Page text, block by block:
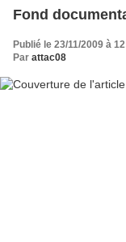
Fond
Publié le 23/11/2009 à
Par attac08